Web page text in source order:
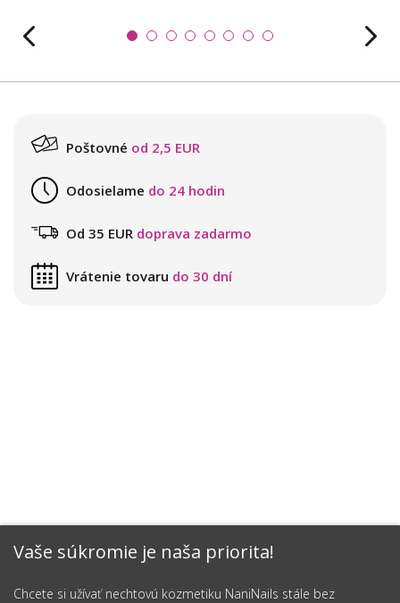
Vaše súkromie je naša priorita!
Chcete si užívať nechtovú kozmetiku NaniNails stále bez
Poštovné od 2,5 EUR
Odosielame do 24 hodin
Od 35 EUR doprava zadarmo
Vrátenie tovaru do 30 dní